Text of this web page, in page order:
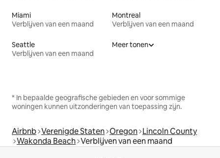
Miami
Verblijven van een maand
Montreal
Verblijven van een maand
Seattle
Verblijven van een maand
Meer tonen
* In bepaalde geografische gebieden en voor sommige
woningen kunnen uitzonderingen van toepassing zijn.
Airbnb Verenigde Staten Oregon Lincoln County
Wakonda Beach Verblijven van een maand